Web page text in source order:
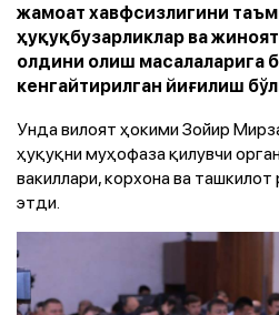
жамоат хавфсизлигини
ҳуқуқбузарликлар ва
олдини олиш масалаларига
кенгайтирилган йиғилиш
Унда вилоят ҳокими Зойир
ҳуқуқни муҳофаза қилувчи
вакиллари, корхона ва
этди.